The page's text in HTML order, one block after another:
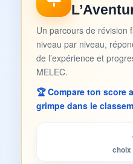
Un parcours de révision
niveau par niveau,
de l’expérience et
MELEC.
🏆 Compare ton score
grimpe dans le
choix